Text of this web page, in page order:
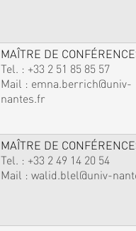
MAÎTRE DE
Tel. : +33 2 51 85 85 57
Mail : emna.berrich@univ-
nantes.fr
MAÎTRE DE
Tel. : +33 2 49 14 20 54
Mail : walid.blel@univ-